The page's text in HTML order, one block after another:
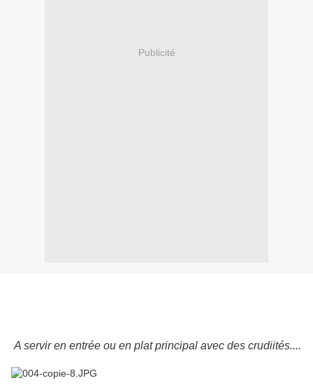
Publicité
A servir en entrée ou en plat principal avec des crudiités....